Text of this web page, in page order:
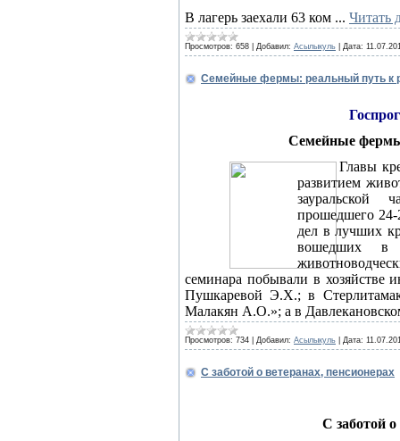
В лагерь заехали 63 ком ... Читать
Просмотров: 658 Добавил: Асылыкуль Дата:
Семейные фермы: реальный путь к
Семейные
Главы
развитием
зауральской
прошедшего 24-
дел в лучших
вошедших в
семинара побывали в хозяйстве
Пушкаревой Э.Х.; в
Малакян А.О.»; а в
Просмотров: 734 Добавил: Асылыкуль Дата:
С заботой о ветеранах, пенсионерах
С заботой о